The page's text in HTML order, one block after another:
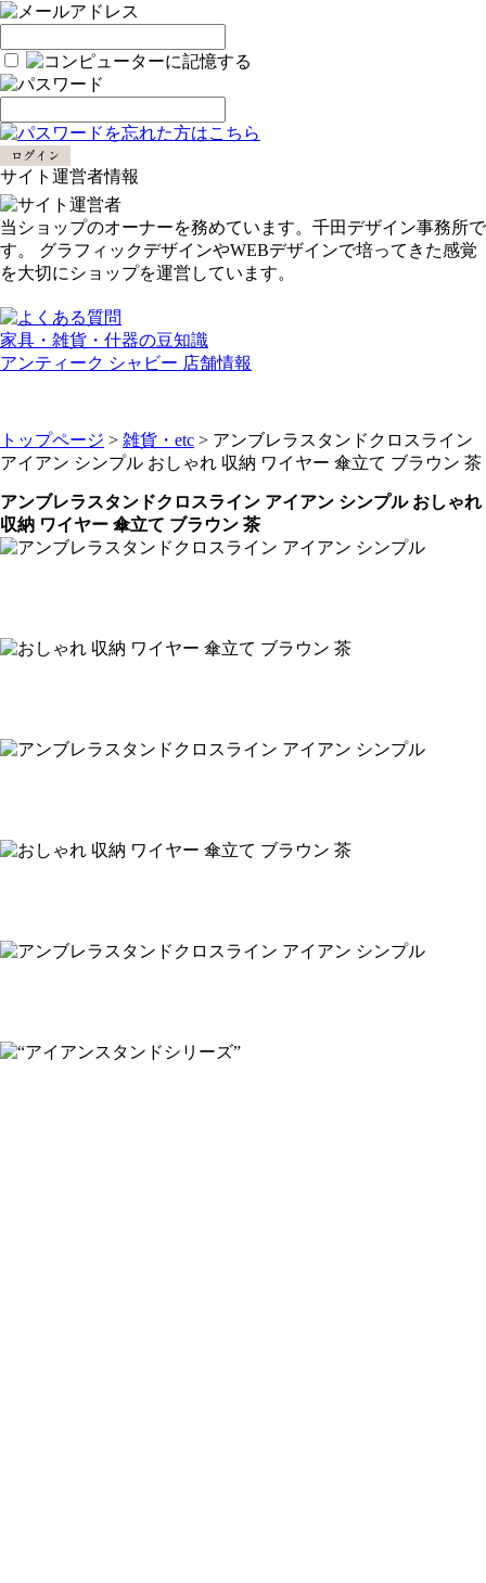
サイト運営者情報
当ショップのオーナーを務めています。千田デザイン事務所で
す。 グラフィックデザインやWEBデザインで培ってきた感覚
を大切にショップを運営しています。
家具・雑貨・什器の豆知識
アンティーク シャビー 店舗情報
トップページ > 雑貨・etc > アンブレラスタンドクロスライン
アイアン シンプル おしゃれ 収納 ワイヤー 傘立て ブラウン 茶
アンブレラスタンドクロスライン アイアン シンプル おしゃれ
収納 ワイヤー 傘立て ブラウン 茶